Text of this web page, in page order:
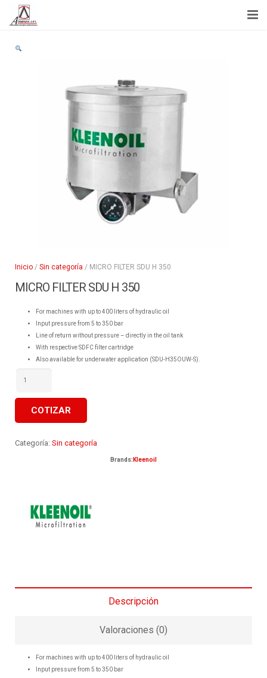
Inicio
Inicio / Sin categoría / MICRO FILTER SDU H 350
MICRO FILTER SDU H 350
For machines with up to 400 liters of hydraulic oil
Input pressure from 5 to 350 bar
Line of return without pressure – directly in the oil tank
With respective SDFC filter cartridge
Also available for underwater application (SDU-H35OUW-S).
FILTER
H
cantidadCOTIZAR
Categoría: Sin categoría
Brands: Kleenoil
Descripción
Valoraciones (0)
For machines with up to 400 liters of hydraulic oil
Input pressure from 5 to 350 bar